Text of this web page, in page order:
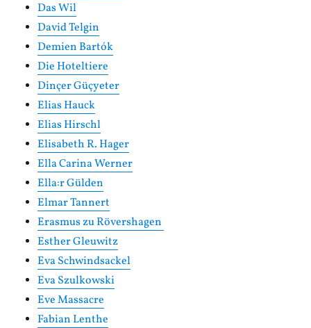
Das Wil
David Telgin
Demien Bartók
Die Hoteltiere
Dinçer Güçyeter
Elias Hauck
Elias Hirschl
Elisabeth R. Hager
Ella Carina Werner
Ella:r Gülden
Elmar Tannert
Erasmus zu Rövershagen
Esther Gleuwitz
Eva Schwindsackel
Eva Szulkowski
Eve Massacre
Fabian Lenthe